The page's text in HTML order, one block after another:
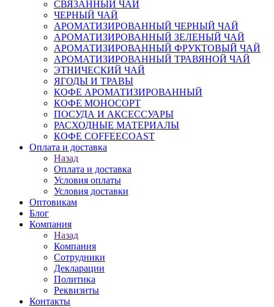
СВЯЗАННЫЙ ЧАЙ
ЧЕРНЫЙ ЧАЙ
АРОМАТИЗИРОВАННЫЙ ЧЕРНЫЙ ЧАЙ
АРОМАТИЗИРОВАННЫЙ ЗЕЛЕНЫЙ ЧАЙ
АРОМАТИЗИРОВАННЫЙ ФРУКТОВЫЙ ЧАЙ
АРОМАТИЗИРОВАННЫЙ ТРАВЯНОЙ ЧАЙ
ЭТНИЧЕСКИЙ ЧАЙ
ЯГОДЫ И ТРАВЫ
КОФЕ АРОМАТИЗИРОВАННЫЙ
КОФЕ МОНОСОРТ
ПОСУДА И АКСЕССУАРЫ
РАСХОДНЫЕ МАТЕРИАЛЫ
КОФЕ COFFEECOAST
Оплата и доставка
Назад
Оплата и доставка
Условия оплаты
Условия доставки
Оптовикам
Блог
Компания
Назад
Компания
Сотрудники
Декларации
Политика
Реквизиты
Контакты